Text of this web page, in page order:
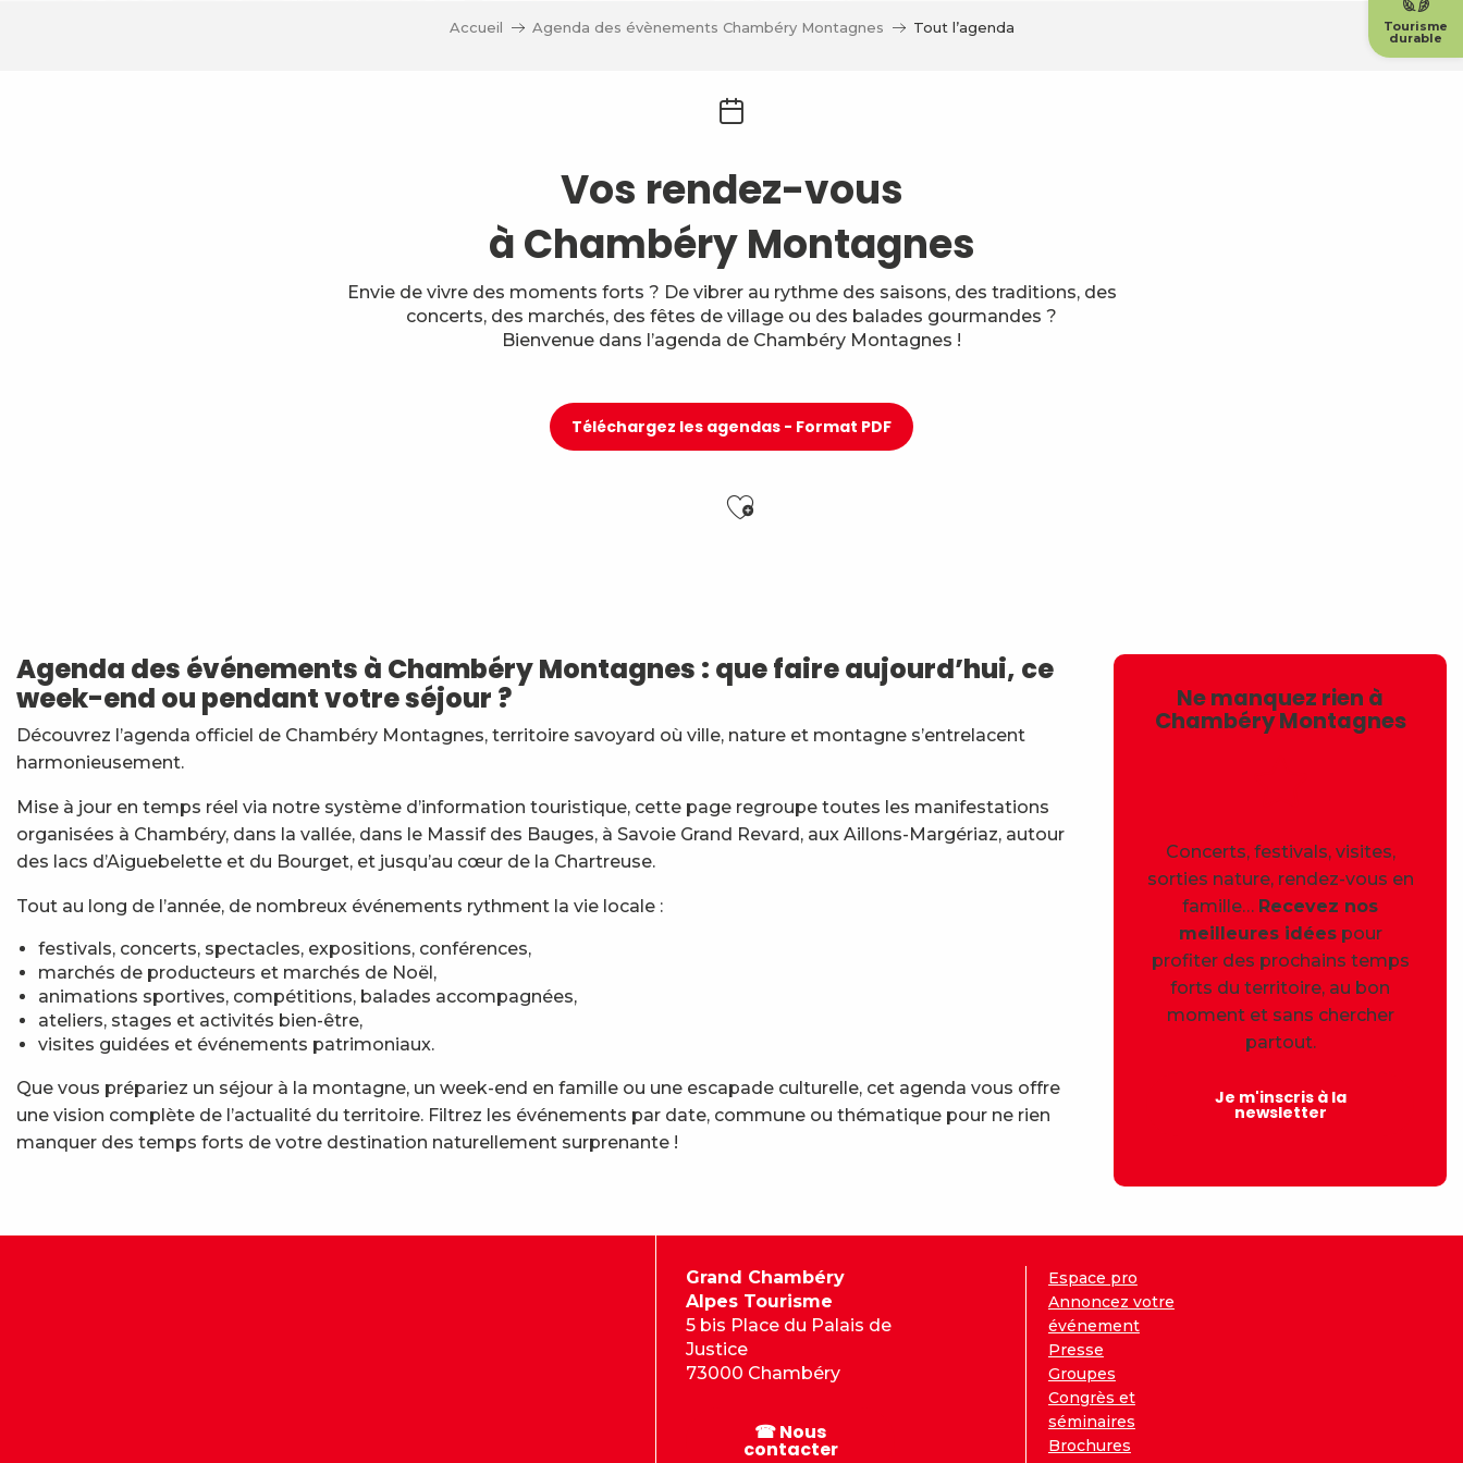
Tourisme
durable
Accueil Agenda des évènements Chambéry Montagnes Tout l’agenda
Vos rendez-vous
à Chambéry Montagnes
Envie de vivre des moments forts ? De vibrer au rythme des saisons, des traditions, des
concerts, des marchés, des fêtes de village ou des balades gourmandes ?
Bienvenue dans l’agenda de Chambéry Montagnes !
Téléchargez les agendas - Format PDF
Ajouter aux favoris
Apéro'vignes au Domaine La Gerbelle
Graines de papier
La tête dans les étoiles - séance de planétarium
Apéro'vignes à la Maison Philippe Grisard
Stage multi-cordes escalade, via-ferrata, canyon (10-16 ans)
7ème Symposium de sculpture et rencontre d'artistes
Balade découverte : Arbres médicinaux de nos sentiers
Apéro'vignes au Domaine de Méjane
Exposition : Messages/Images, graphisme d'intérêt général
Agenda des événements à Chambéry Montagnes : que faire aujourd’hui, ce
week-end ou pendant votre séjour ?
Découvrez l’agenda officiel de Chambéry Montagnes, territoire savoyard où ville, nature et montagne s’entrelacent
harmonieusement.
Mise à jour en temps réel via notre système d’information touristique, cette page regroupe toutes les manifestations
organisées à Chambéry, dans la vallée, dans le Massif des Bauges, à Savoie Grand Revard, aux Aillons-Margériaz, autour
des lacs d’Aiguebelette et du Bourget, et jusqu’au cœur de la Chartreuse.
Tout au long de l’année, de nombreux événements rythment la vie locale :
festivals, concerts, spectacles, expositions, conférences,
marchés de producteurs et marchés de Noël,
animations sportives, compétitions, balades accompagnées,
ateliers, stages et activités bien-être,
visites guidées et événements patrimoniaux.
Que vous prépariez un séjour à la montagne, un week-end en famille ou une escapade culturelle, cet agenda vous offre
une vision complète de l’actualité du territoire. Filtrez les événements par date, commune ou thématique pour ne rien
manquer des temps forts de votre destination naturellement surprenante !
Ne manquez rien à
Chambéry Montagnes
Concerts, festivals, visites,
sorties nature, rendez-vous en
famille… Recevez nos
meilleures idéespour
profiter des prochains temps
forts du territoire, au bon
moment et sans chercher
partout.
Je m'inscris à la
newsletter
Grand Chambéry
Alpes Tourisme
5 bis Place du Palais de
Justice
73000 Chambéry
☎ Nous
contacter
Espace pro
Annoncez votre
événement
Presse
Groupes
Congrès et
séminaires
Brochures